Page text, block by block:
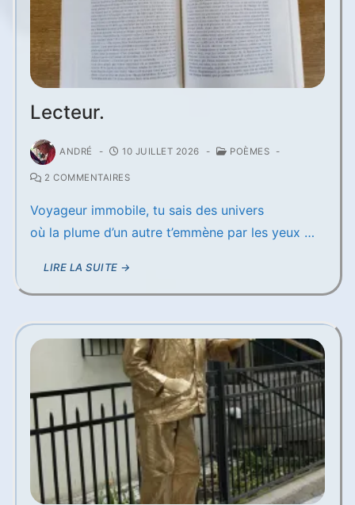
Lecteur.
ANDRÉ - 10 JUILLET 2026 - POÈMES -
2 COMMENTAIRES
Voyageur immobile, tu sais des univers
où la plume d’un autre t’emmène par les yeux …
LIRE LA SUITE →